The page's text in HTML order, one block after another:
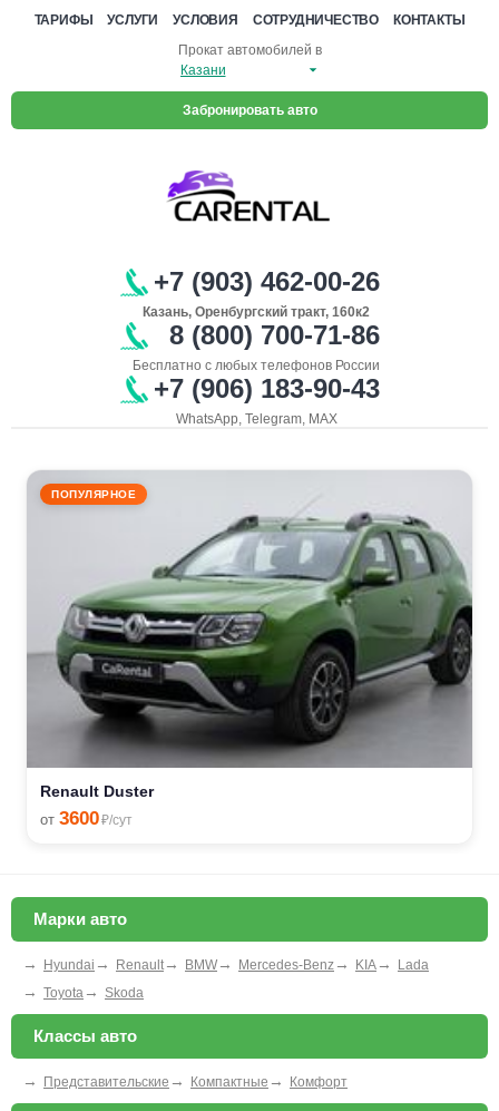
ТАРИФЫ УСЛУГИ УСЛОВИЯ СОТРУДНИЧЕСТВО
КОНТАКТЫ
Прокат автомобилей в
Забронировать авто
+7 (903) 462-00-26
Казань, Оренбургский тракт, 160к2
8 (800) 700-71-86
Бесплатно с любых телефонов России
+7 (906) 183-90-43
WhatsApp, Telegram, MAX
ПОПУЛЯРНОЕ
Renault Duster
от 3600₽/сут
Марки авто
→ Hyundai → Renault → BMW → Mercedes-Benz → KIA → Lada
→ Toyota → Skoda
Классы авто
→ Представительские → Компактные → Комфорт